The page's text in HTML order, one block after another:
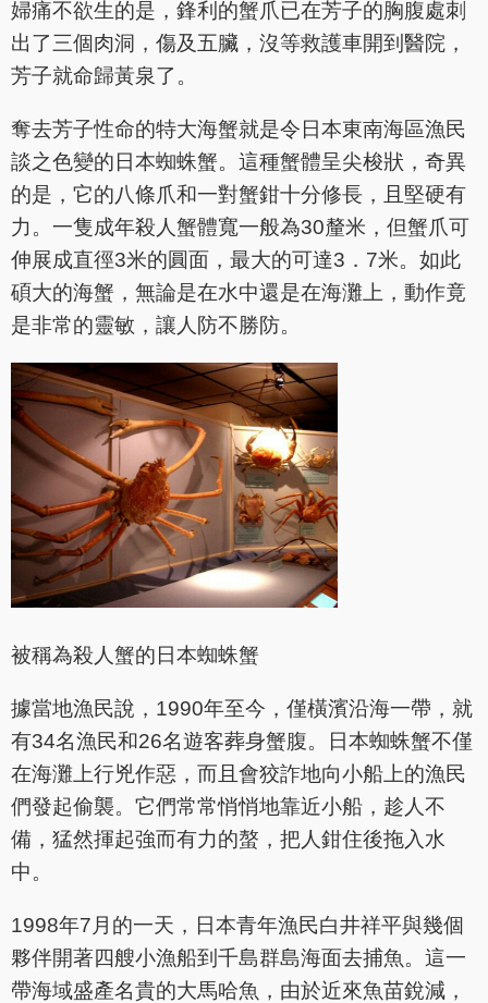
婦痛不欲生的是，鋒利的蟹爪已在芳子的胸腹處刺
出了三個肉洞，傷及五臟，沒等救護車開到醫院，
芳子就命歸黃泉了。
奪去芳子性命的特大海蟹就是令日本東南海區漁民
談之色變的日本蜘蛛蟹。這種蟹體呈尖梭狀，奇異
的是，它的八條爪和一對蟹鉗十分修長，且堅硬有
力。一隻成年殺人蟹體寬一般為30釐米，但蟹爪可
伸展成直徑3米的圓面，最大的可達3．7米。如此
碩大的海蟹，無論是在水中還是在海灘上，動作竟
是非常的靈敏，讓人防不勝防。
被稱為殺人蟹的日本蜘蛛蟹
據當地漁民說，1990年至今，僅橫濱沿海一帶，就
有34名漁民和26名遊客葬身蟹腹。日本蜘蛛蟹不僅
在海灘上行兇作惡，而且會狡詐地向小船上的漁民
們發起偷襲。它們常常悄悄地靠近小船，趁人不
備，猛然揮起強而有力的螯，把人鉗住後拖入水
中。
1998年7月的一天，日本青年漁民白井祥平與幾個
夥伴開著四艘小漁船到千島群島海面去捕魚。這一
帶海域盛產名貴的大馬哈魚，由於近來魚苗銳減，